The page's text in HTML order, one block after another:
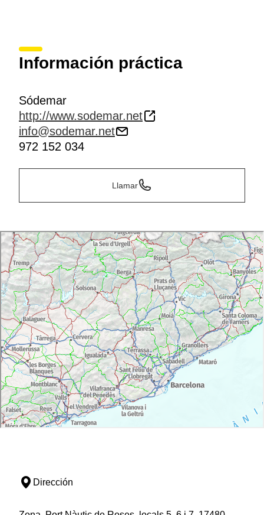
Información práctica
Sódemar
http://www.sodemar.net
info@sodemar.net
972 152 034
Llamar
Dirección